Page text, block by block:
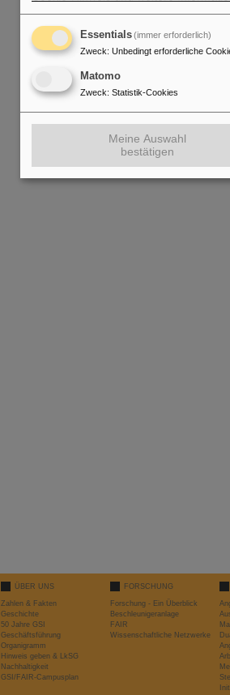
ÜBER UNS
Zahlen & Fakten
Geschichte
50 Jahre GSI
Geschäftsführung
Organigramm
Hinweis geben & LkSG
Nachhaltigkeit
GSI/FAIR-Campusplan
FORSCHUNG
Forschung - Ein Überblick
Beschleunigeranlage
FAIR
Wissenschaftliche Netzwerke
Essentials(immer erforderlich)
Zweck: Unbedingt erforderliche
Matomo
Zweck: Statistik-Cookies
Meine Auswahl
bestätigen